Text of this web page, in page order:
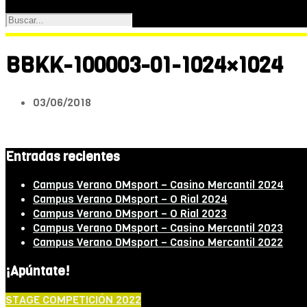
BBKK-100003-01-1024×1024
03/06/2018
Entradas recientes
Campus Verano DMsport – Casino Mercantil 2024
Campus Verano DMsport – O Rial 2024
Campus Verano DMsport – O Rial 2023
Campus Verano DMsport – Casino Mercantil 2023
Campus Verano DMsport – Casino Mercantil 2022
¡Apúntate!
STAGE COMPETICIÓN 2022